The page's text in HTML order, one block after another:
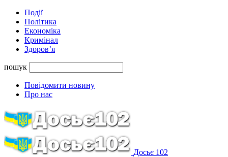
Події
Політика
Економіка
Кримінал
Здоров’я
пошук
Повідомити новину
Про нас
Досьє 102